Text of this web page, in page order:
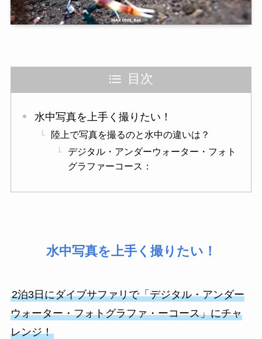
目次
水中写真を上手く撮りたい！
陸上で写真を撮るのと水中の違いは？
デジタル・アンダーウォーター・フォト
グラファーコース：
水中写真を上手く撮りたい！
2泊3日にダイブサファリで「デジタル・アンダー
ウォーター・フォトグラファ・ーコース」にチャ
レンジ！